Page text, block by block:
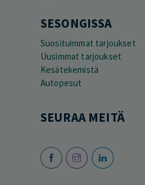
SESONGISSA
Suosituimmat tarjoukset
Uusimmat tarjoukset
Kesätekemistä
Autopesut
SEURAA MEITÄ